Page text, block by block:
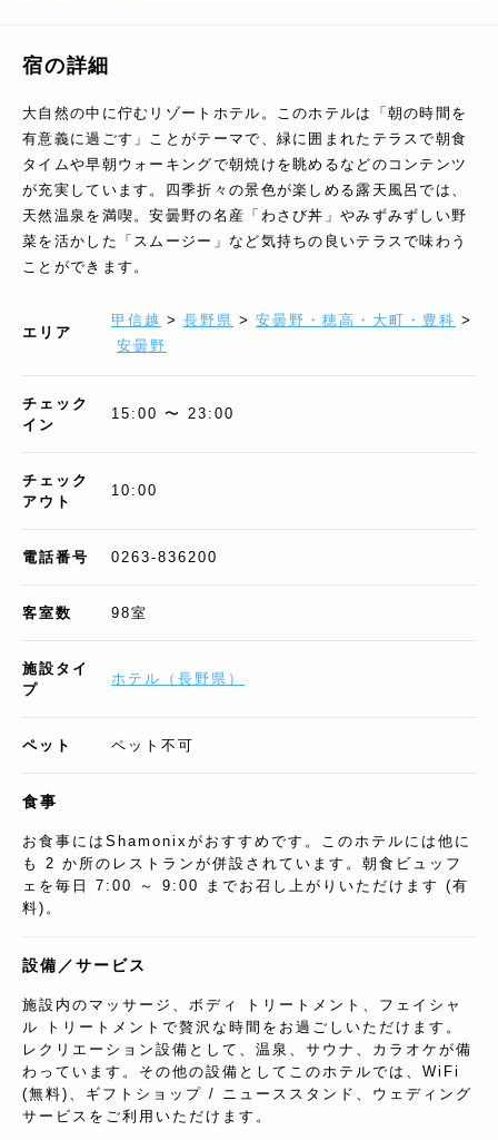
宿の詳細
大自然の中に佇むリゾートホテル。このホテルは「朝の時間を
有意義に過ごす」ことがテーマで、緑に囲まれたテラスで朝食
タイムや早朝ウォーキングで朝焼けを眺めるなどのコンテンツ
が充実しています。四季折々の景色が楽しめる露天風呂では、
天然温泉を満喫。安曇野の名産「わさび丼」やみずみずしい野
菜を活かした「スムージー」など気持ちの良いテラスで味わう
ことができます。
エリア
甲信越 > 長野県 > 安曇野・穂高・大町・豊科 >
安曇野
チェック
イン
15:00 〜 23:00
チェック
アウト
10:00
電話番号 0263-836200
客室数 98室
施設タイ
プ
ホテル （ 長野県 ）
ペット ペット不可
食事
お食事にはShamonixがおすすめです。このホテルには他に
も 2 か所のレストランが併設されています。朝食ビュッフ
ェを毎日 7:00 ～ 9:00 までお召し上がりいただけます (有
料)。
設備／サービス
施設内のマッサージ、ボディ トリートメント、フェイシャ
ル トリートメントで贅沢な時間をお過ごしいただけます。
レクリエーション設備として、温泉、サウナ、カラオケが備
わっています。その他の設備としてこのホテルでは、WiFi
(無料)、ギフトショップ / ニューススタンド、ウェディング
サービスをご利用いただけます。